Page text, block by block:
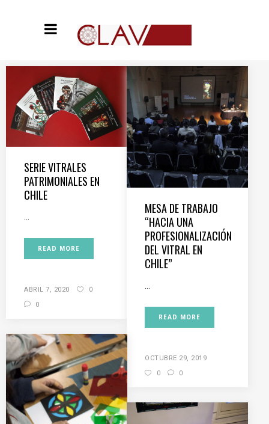
SERIE VITRALES
PATRIMONIALES EN
CHILE
...
READ MORE
ABRIL 7, 2020
0
0
MESA DE TRABAJO
“HACIA UNA
PROFESIONALIZACIÓN
DEL VITRAL EN
CHILE”
READ MORE
OCTUBRE 29, 2019
0
0